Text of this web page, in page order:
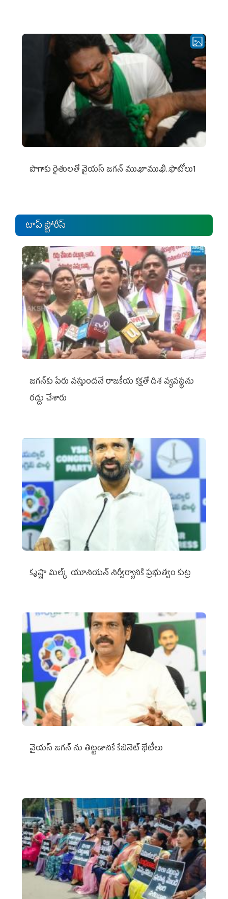
పొగాకు రైతుల‌తో వైయ‌స్ జ‌గ‌న్ ముఖాముఖి..ఫొటోలు1
టాప్ స్టోరీస్
జగన్‌కు పేరు వస్తుందనే రాజకీయ కక్షతో దిశ వ్య‌వ‌స్థ‌ను
రద్దు చేశారు
కృష్ణా మిల్క్‌ యూనియన్‌ నిర్వీర్యానికి ప్రభుత్వం కుట్ర
వైయ‌స్ జగన్‌ ను తిట్టడానికే కేబినెట్‌ భేటీలు